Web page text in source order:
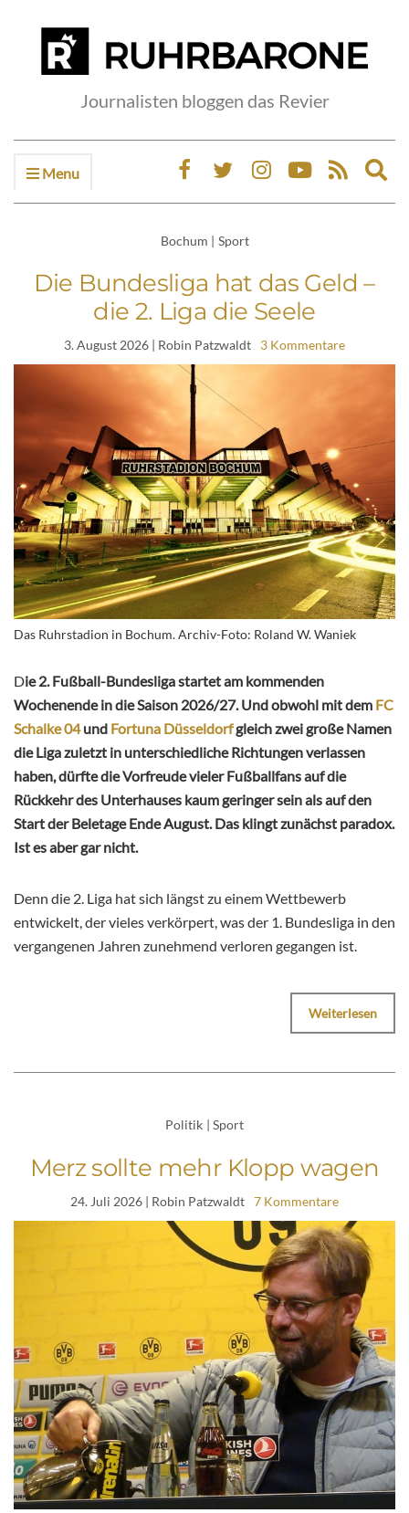
Journalisten bloggen das Revier
Menu
Bochum | Sport
Die Bundesliga hat das Geld –
die 2. Liga die Seele
3. August 2026 | Robin Patzwaldt 3 Kommentare
Das Ruhrstadion in Bochum. Archiv-Foto: Roland W. Waniek
Die 2. Fußball-Bundesliga startet am kommenden
Wochenende in die Saison 2026/27. Und obwohl mit dem FC
Schalke 04und Fortuna Düsseldorfgleich zwei große Namen
die Liga zuletzt in unterschiedliche Richtungen verlassen
haben, dürfte die Vorfreude vieler Fußballfans auf die
Rückkehr des Unterhauses kaum geringer sein als auf den
Start der Beletage Ende August. Das klingt zunächst paradox.
Ist es aber gar nicht.
Denn die 2. Liga hat sich längst zu einem Wettbewerb
entwickelt, der vieles verkörpert, was der 1. Bundesliga in den
vergangenen Jahren zunehmend verloren gegangen ist.
Weiterlesen
Politik | Sport
Merz sollte mehr Klopp wagen
24. Juli 2026 | Robin Patzwaldt 7 Kommentare